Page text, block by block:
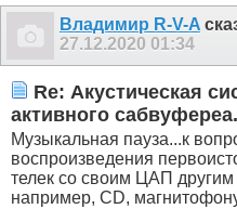
Владимир R-V-A
27.12.2020 01:34
Re: Акустическая
активного сабвуфереа.
Музыкальная пауза...к
воспроизведения
телек со своим ЦАП другим
например, CD,